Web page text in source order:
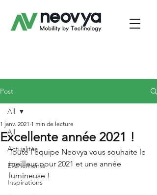
Post
All
Actualités
Évènements
Inspirations
All
Excellente année 2021 !
1 janv. 2021 1 min de lecture
Toute l'équipe Neovya vous souhaite le
meilleur pour 2021 et une année
lumineuse !